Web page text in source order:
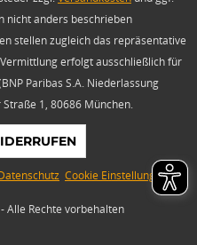
nicht anders beschrieben
stellen zugleich das repräsentative
Vermittlung erfolgt ausschließlich für
Paribas S.A. Niederlassung
1, 80686 München.
Cookie Einstellungen
Alle Rechte vorbehalten